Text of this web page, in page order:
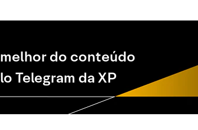
do conteúdo
Telegram da XP